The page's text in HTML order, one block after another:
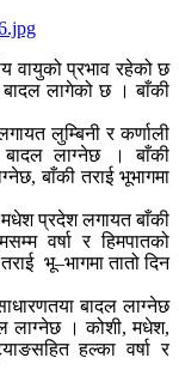
वायुको प्रभाव रहेको छ
बादल लागेको छ । बाँकी
लुम्बिनी र कर्णाली
बादल लाग्नेछ । बाँकी
बाँकी तराई भूभागमा
प्रदेश लगायत बाँकी
वर्षा र हिमपातको
भू–भागमा तातो दिन
बादल लाग्नेछ
लाग्नेछ । कोशी, मधेश,
हल्का वर्षा र